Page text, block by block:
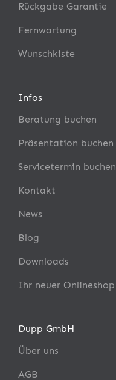
Rückgabe Garantie
Fernwartung
Wunschkiste
Infos
Beratung buchen
Präsentation buchen
Servicetermin buchen
Kontakt
News
Blog
Downloads
Ihr neuer Onlineshop
Dupp GmbH
Über uns
AGB